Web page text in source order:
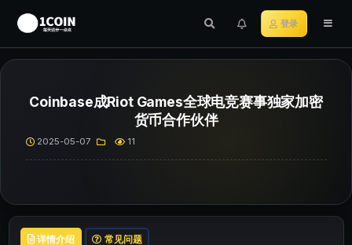
登录
Coinbase成Riot Games全球电竞赛事独家加密
货币合作伙伴
2025-05-07 11
详情介绍 常见问题